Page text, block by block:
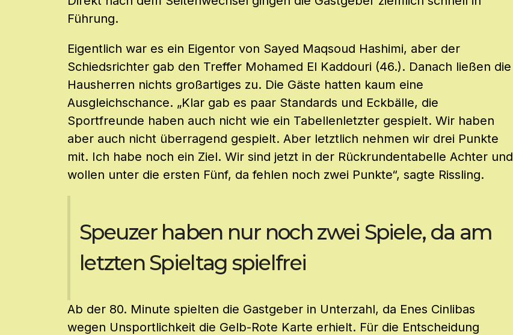
Führung.
Eigentlich war es ein Eigentor von Sayed Maqsoud Hashimi, aber der
Schiedsrichter gab den Treffer Mohamed El Kaddouri (46.). Danach ließen die
Hausherren nichts großartiges zu. Die Gäste hatten kaum eine
Ausgleichschance. „Klar gab es paar Standards und Eckbälle, die
Sportfreunde haben auch nicht wie ein Tabellenletzter gespielt. Wir haben
aber auch nicht überragend gespielt. Aber letztlich nehmen wir drei Punkte
mit. Ich habe noch ein Ziel. Wir sind jetzt in der Rückrundentabelle Achter und
wollen unter die ersten Fünf, da fehlen noch zwei Punkte“, sagte Rissling.
Speuzer haben nur noch zwei Spiele, da am
letzten Spieltag spielfrei
Ab der 80. Minute spielten die Gastgeber in Unterzahl, da Enes Cinlibas
wegen Unsportlichkeit die Gelb-Rote Karte erhielt. Für die Entscheidung